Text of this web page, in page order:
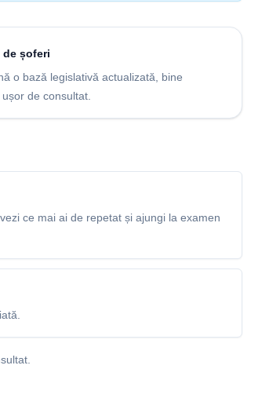
de șoferi
o bază legislativă actualizată, bine
de consultat.
ce mai ai de repetat și ajungi la examen